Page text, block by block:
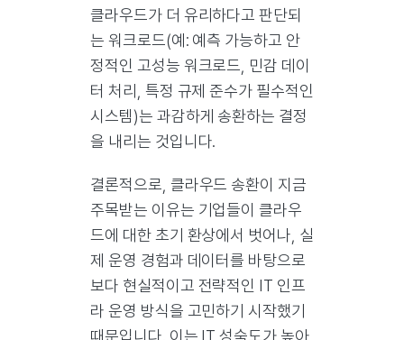
클라우드가 더 유리하다고 판단되
는 워크로드(예: 예측 가능하고 안
정적인 고성능 워크로드, 민감 데이
터 처리, 특정 규제 준수가 필수적인
시스템)는 과감하게 송환하는 결정
을 내리는 것입니다.
결론적으로, 클라우드 송환이 지금
주목받는 이유는 기업들이 클라우
드에 대한 초기 환상에서 벗어나, 실
제 운영 경험과 데이터를 바탕으로
보다 현실적이고 전략적인 IT 인프
라 운영 방식을 고민하기 시작했기
때문입니다. 이는 IT 성숙도가 높아